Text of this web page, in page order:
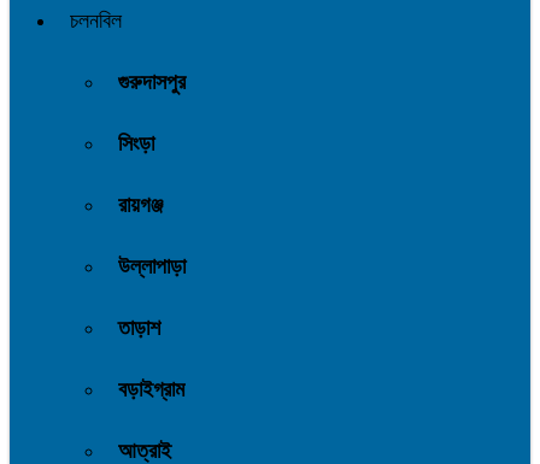
চলনবিল
গুরুদাসপুর
সিংড়া
রায়গঞ্জ
উল্লাপাড়া
তাড়াশ
বড়াইগ্রাম
আত্রাই